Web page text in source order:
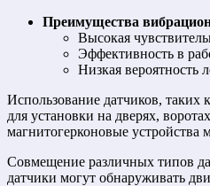
Преимущества
Высокая
Эффективность в
Низкая вероятность
Использование датчиков, таких
для установки на дверях,
магнитогерконовые устройства
Совмещение различных типов
датчики могут обнаруживать